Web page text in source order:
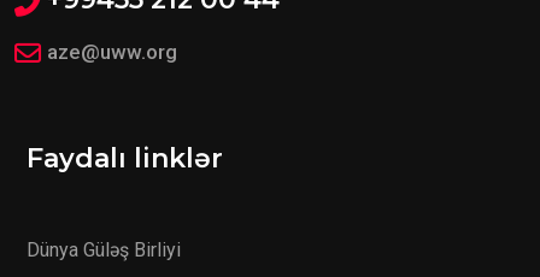
aze@uww.org
Faydalı linklər
Dünya Güləş Birliyi